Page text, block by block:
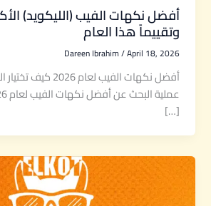
أفضل نكهات الفيب (الليكويد)
وتقييماً هذا العام
Dareen Ibrahim/April 18, 2026
أفضل نكهات الفيب لعام
[…]